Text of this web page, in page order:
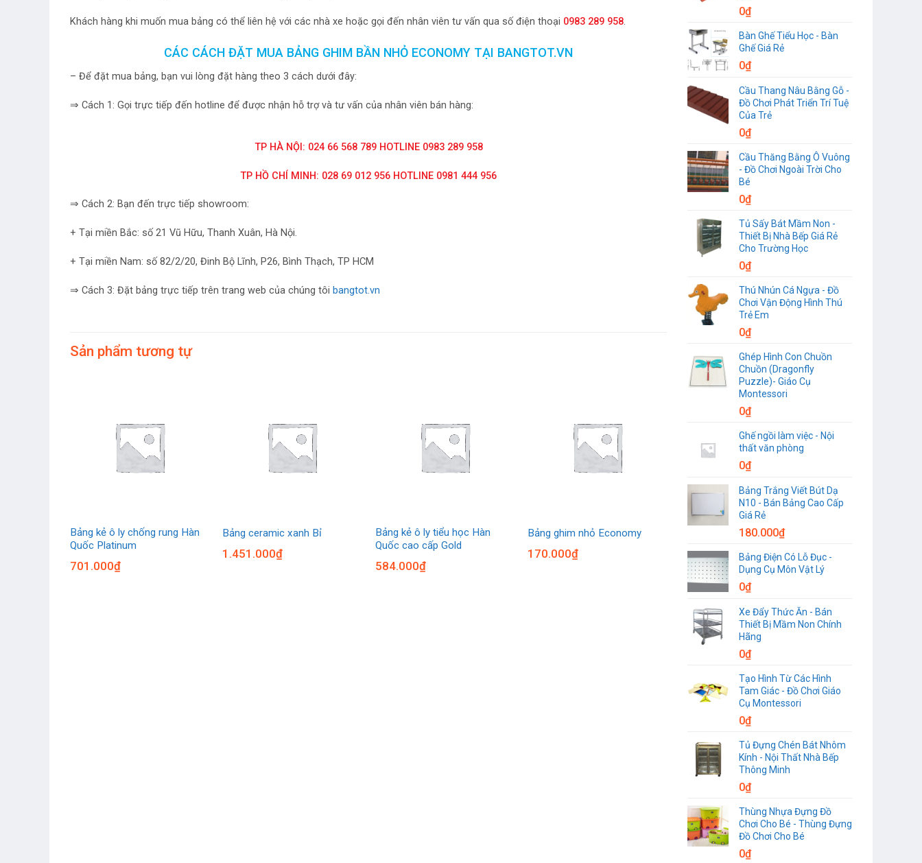
Khách hàng khi muốn mua bảng có thể liên hệ với các nhà xe hoặc gọi đến nhân viên tư vấn qua số điện thoại 0983 289 958.
CÁC CÁCH ĐẶT MUA BẢNG GHIM BẦN NHỎ ECONOMY TẠI BANGTOT.VN
– Để đặt mua bảng, bạn vui lòng đặt hàng theo 3 cách dưới đây:
⇒ Cách 1: Gọi trực tiếp đến hotline để được nhận hỗ trợ và tư vấn của nhân viên bán hàng:
TP HÀ NỘI: 024 66 568 789 HOTLINE 0983 289 958
TP HỒ CHÍ MINH: 028 69 012 956 HOTLINE 0981 444 956
⇒ Cách 2: Bạn đến trực tiếp showroom:
+ Tại miền Bắc: số 21 Vũ Hữu, Thanh Xuân, Hà Nội.
+ Tại miền Nam: số 82/2/20, Đinh Bộ Lĩnh, P26, Bình Thạch, TP HCM
⇒ Cách 3: Đặt bảng trực tiếp trên trang web của chúng tôi bangtot.vn
Sản phẩm tương tự
Bảng kẻ ô ly chống rung Hàn
Quốc Platinum
701.000₫
Bảng ceramic xanh Bỉ
1.451.000₫
Bảng kẻ ô ly tiểu học Hàn
Quốc cao cấp Gold
584.000₫
Bảng ghim nhỏ Economy
170.000₫
0₫
Bàn Ghế Tiểu Học - Bàn
Ghế Giá Rẻ
0₫
Cầu Thang Nâu Bằng Gỗ -
Đồ Chơi Phát Triển Trí Tuệ
Của Trẻ
0₫
Cầu Thăng Bằng Ô Vuông
- Đồ Chơi Ngoài Trời Cho
Bé
0₫
Tủ Sấy Bát Mầm Non -
Thiết Bị Nhà Bếp Giá Rẻ
Cho Trường Học
0₫
Thú Nhún Cá Ngựa - Đồ
Chơi Vận Động Hình Thú
Trẻ Em
0₫
Ghép Hình Con Chuồn
Chuồn (Dragonfly
Puzzle)- Giáo Cụ
Montessori
0₫
Ghế ngồi làm việc - Nội
thất văn phòng
0₫
Bảng Trắng Viết Bút Dạ
N10 - Bán Bảng Cao Cấp
Giá Rẻ
180.000₫
Bảng Điện Có Lỗ Đục -
Dụng Cụ Môn Vật Lý
0₫
Xe Đẩy Thức Ăn - Bán
Thiết Bị Mầm Non Chính
Hãng
0₫
Tạo Hình Từ Các Hình
Tam Giác - Đồ Chơi Giáo
Cụ Montessori
0₫
Tủ Đựng Chén Bát Nhôm
Kính - Nội Thất Nhà Bếp
Thông Minh
0₫
Thùng Nhựa Đựng Đồ
Chơi Cho Bé - Thùng Đựng
Đồ Chơi Cho Bé
0₫